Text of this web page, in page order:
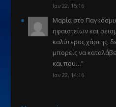
Ιαν 22, 15:16
Μαρίαστο
ηφαιστείων και
καλύτερος χάρτης,
μπορείς να
και που…”
Ιαν 22, 14:16